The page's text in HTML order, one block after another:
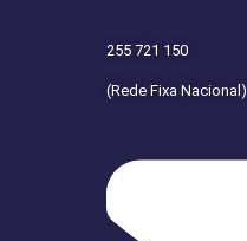
255 721 150
(Rede Fixa Nacional)